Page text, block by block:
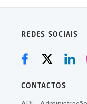
REDES SOCIAIS
CONTACTOS